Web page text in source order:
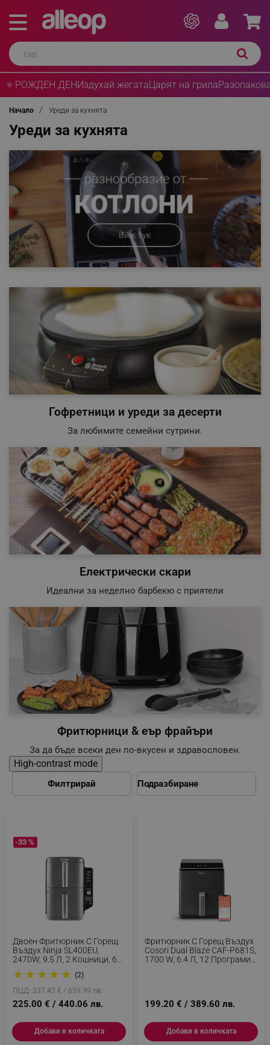
⭐ РОЖДЕН ДЕНИздухай жегатаЦарят на грила
Начало Уреди за кухнята
Уреди за кухнята
Гофретници и уреди за десерти
За любимите семейни сутрини.
Електрически скари
Идеални за неделно барбекю с приятели
Фритюрници & еър фрайъри
За да бъде всеки ден по-вкусен и здравословен.
High-contrast mode
Филтрирай
Двоен Фритюрник С Горещ
Въздух Ninja SL400EU,
2470W, 9.5 Л, 2 Кошници, 6
Програми, Max Crisp,
Функции Sync И Match, Сив
★ ★ ★ ★ ★ (2)
-33 %
ПЦД: 337.45 € / 659.99 лв.
225.00 € / 440.06 лв.
Добави в количката
Фритюрник С Горещ Въздух
Cosori Dual Blaze CAF-P681S,
1700 W, 6.4 Л, 12 Програми,
199.20 € / 389.60 лв.
Добави в количката